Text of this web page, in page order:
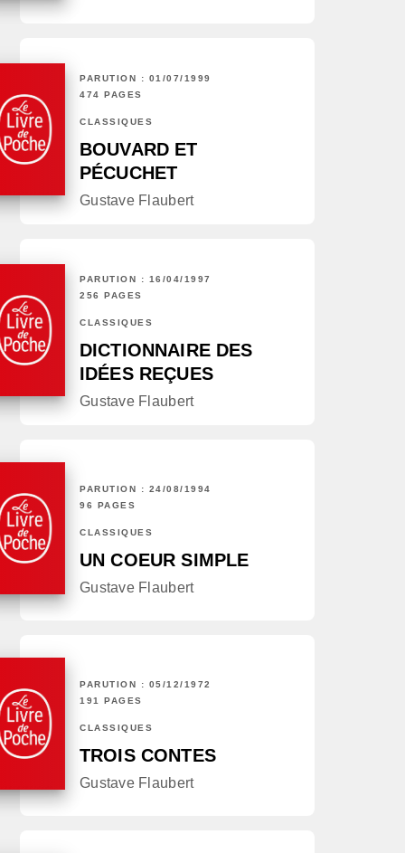
PARUTION : 01/07/1999
474 PAGES
CLASSIQUES
BOUVARD ET
PÉCUCHET
Gustave Flaubert
PARUTION : 16/04/1997
256 PAGES
CLASSIQUES
DICTIONNAIRE DES
IDÉES REÇUES
Gustave Flaubert
PARUTION : 24/08/1994
96 PAGES
CLASSIQUES
UN COEUR SIMPLE
Gustave Flaubert
PARUTION : 05/12/1972
191 PAGES
CLASSIQUES
TROIS CONTES
Gustave Flaubert